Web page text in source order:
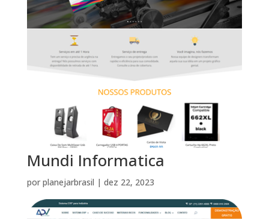
Mundi Informatica
por planejarbrasil | dez 22, 2023